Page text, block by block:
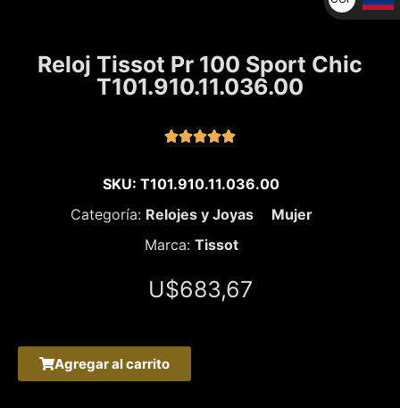
Reloj Tissot Pr 100 Sport Chic
T101.910.11.036.00

SKU: T101.910.11.036.00
Categoría: Relojes y Joyas
Mujer
Marca: Tissot
U$683,67
Agregar al carrito
$